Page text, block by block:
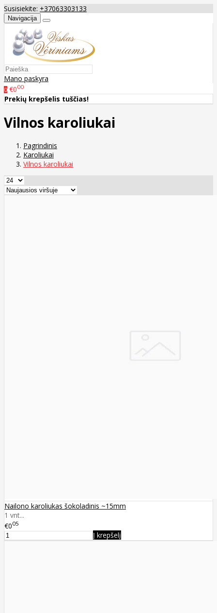
Susisiekite: +37063303133
Navigacija
Mano paskyra
0 €000
Prekių krepšelis tuščias!
Vilnos karoliukai
Pagrindinis
Karoliukai
Vilnos karoliukai
Nailono karoliukas šokoladinis ~15mm
1 vnt...
€005
Į krepšelį